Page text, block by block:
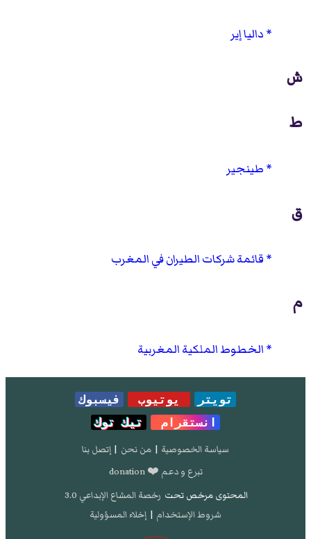
داليا إير
ش
ط
طينجير
ق
قائمة شركات الطيران في المغرب
م
الخطوط الملكية المغربية
تويتر يوتيوب
فيسبوك
انستقرام
تيك توك
سياسة الخصوصية | من نحن | إتصل بنا
تبرع و دعم ❤️ donation
المحتوى مرخص تحت رخصة المشاع الإبداعي 3.0
شروط الإستخدام | إخلاء المسؤولية